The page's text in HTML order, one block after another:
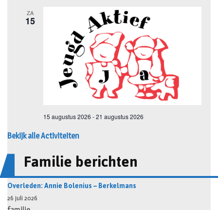
Bekijk alle Activiteiten
Familie berichten
Overleden: Annie Bolenius – Berkelmans
26 juli 2026